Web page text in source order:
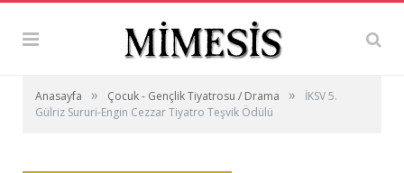
Anasayfa » Çocuk - Gençlik Tiyatrosu / Drama »
İKSV 5.
Gülriz Sururi-Engin Cezzar Tiyatro Teşvik Ödülü